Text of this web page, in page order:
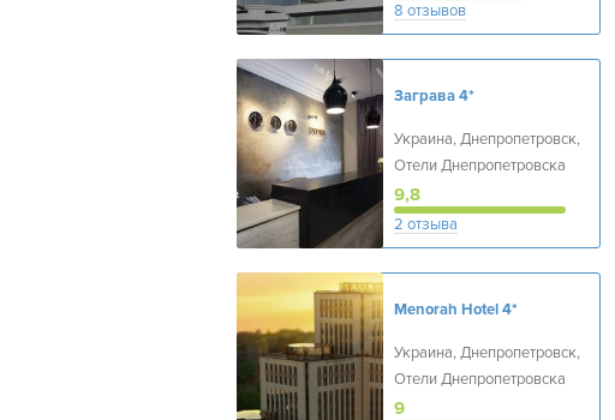
8 отзывов
Заграва 4*
Украина, Днепропетровск,
Отели Днепропетровска
9,8
2 отзыва
Menorah Hotel 4*
Украина, Днепропетровск,
Отели Днепропетровска
9